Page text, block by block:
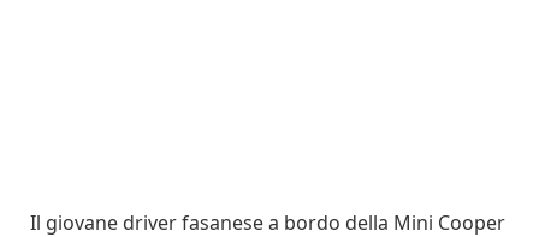
Il giovane driver fasanese a bordo della Mini Cooper